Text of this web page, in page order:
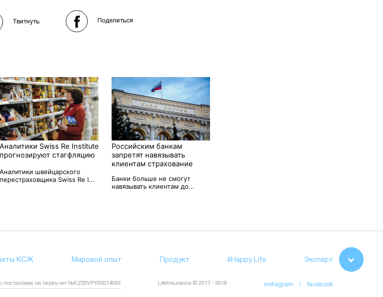
Твитнуть Поделиться
Аналитики Swiss Re Institute
прогнозируют стагфляцию
Аналитики швейцарского
перестраховщика Swiss Re I...
Российским банкам
запретят навязывать
клиентам страхование
Банки больше не смогут
навязывать клиентам до...
КСЖ Мировой опыт Продукт #Happy Life Эксперт
постановке на переучет №KZ53VPY00014983 LifeInsurance © 2017 - 2018 instagram /facebook